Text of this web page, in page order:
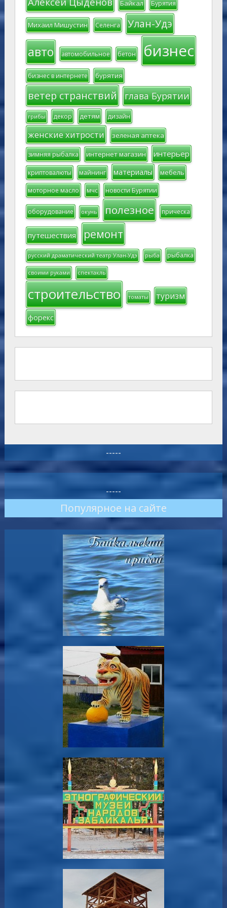
Байкал Бурятия
Михаил Мишустин Селенга Улан-Удэ
авто автомобильное бетон бизнес
бизнес в интернете бурятия
ветер странствий глава Бурятии
грибы декор детям дизайн
женские хитрости зеленая аптека
зимняя рыбалка интернет магазин интерьер
криптовалюты майнинг материалы мебель
моторное масло мчс новости Бурятии
оборудование окунь полезное прическа
путешествия ремонт
русский драматический театр Улан-Удэ рыба рыбалка
своими руками спектакль
строительство томаты туризм
форекс
-----
-----
Популярное на сайте